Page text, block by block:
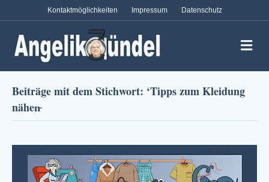
Kontaktmöglichkeiten Impressum Datenschutz
Beiträge mit dem Stichwort: ‘Tipps zum Kleidung
nähen̵